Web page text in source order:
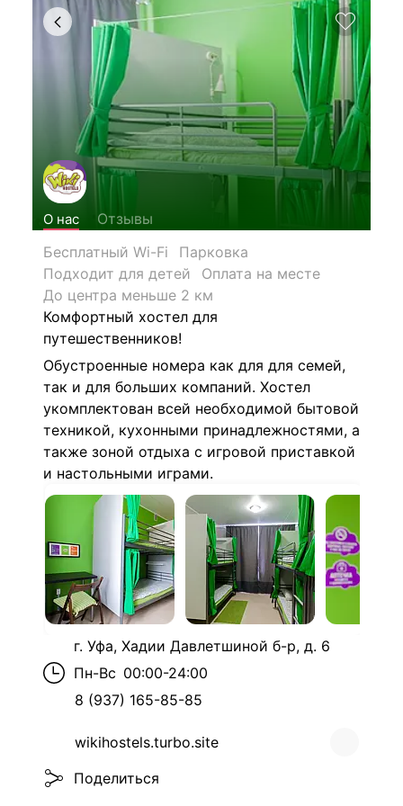
О нас
Отзывы
Бесплатный Wi-Fi
Парковка
Подходит для детей
Оплата на месте
До центра меньше 2 км
Комфортный хостел для
путешественников!
Обустроенные номера как для для семей,
так и для больших компаний. Хостел
укомплектован всей необходимой бытовой
техникой, кухонными принадлежностями, а
также зоной отдыха с игровой приставкой
и настольными играми.
г. Уфа, Хадии Давлетшиной б-р, д. 6
Пн-Вс 00:00-24:00
8 (937) 165-85-85
wikihostels.turbo.site
Поделиться